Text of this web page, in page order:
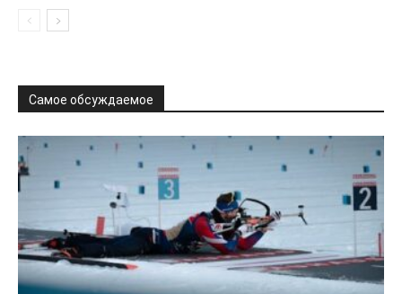
Самое обсуждаемое